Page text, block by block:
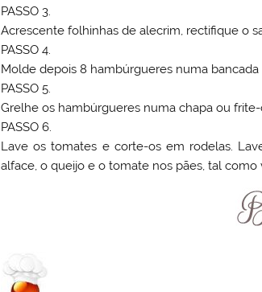
PASSO 3.
Acrescente folhinhas de alecrim, rectifique o
PASSO 4.
Molde depois 8 hambúrgueres numa bancada
PASSO 5.
Grelhe os hambúrgueres numa chapa ou
PASSO 6.
Lave os tomates e corte-os em rodelas.
alface, o queijo e o tomate nos pães, tal como